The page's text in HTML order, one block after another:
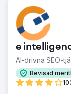
e
AI-drivna SEO-
Bevisad